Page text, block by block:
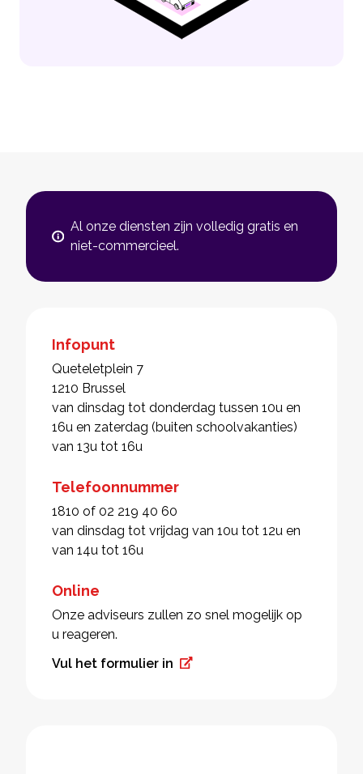
Al onze diensten zijn volledig gratis en
niet-commercieel.
Infopunt
Queteletplein 7
1210 Brussel
van dinsdag tot donderdag tussen 10u en
16u en zaterdag (buiten schoolvakanties)
van 13u tot 16u
Telefoonnummer
1810 of 02 219 40 60
van dinsdag tot vrijdag van 10u tot 12u en
van 14u tot 16u
Online
Onze adviseurs zullen zo snel mogelijk op
u reageren.
Vul het formulier in